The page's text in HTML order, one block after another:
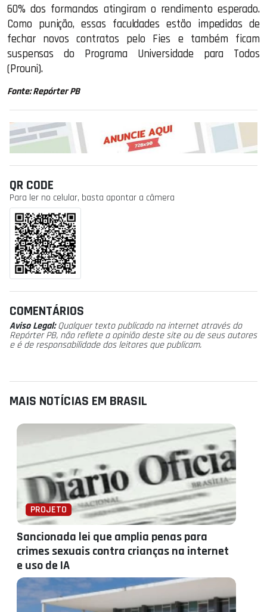
60% dos formandos atingiram o rendimento esperado.
Como punição, essas faculdades estão impedidas de
fechar novos contratos pelo Fies e também ficam
suspensas do Programa Universidade para Todos
(Prouni).
Fonte: Repórter PB
QR CODE
Para ler no celular, basta apontar a câmera
COMENTÁRIOS
Aviso Legal:Qualquer texto publicado na internet através do
Repórter PB, não reflete a opinião deste site ou de seus autores
e é de responsabilidade dos leitores que publicam.
MAIS NOTÍCIAS EM BRASIL
PROJETO
Sancionada lei que amplia penas para
crimes sexuais contra crianças na internet
e uso de IA